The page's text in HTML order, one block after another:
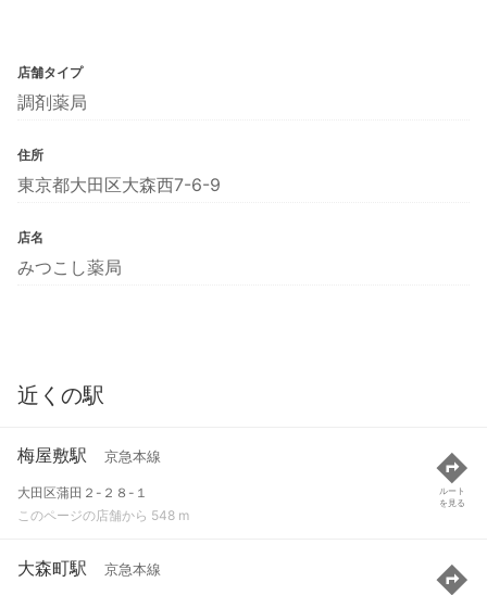
店舗タイプ
調剤薬局
住所
東京都大田区大森西7-6-9
店名
みつこし薬局
近くの駅
梅屋敷駅 京急本線
大田区蒲田２-２８-１
このページの店舗から 548 m
ルート
を見る
大森町駅 京急本線